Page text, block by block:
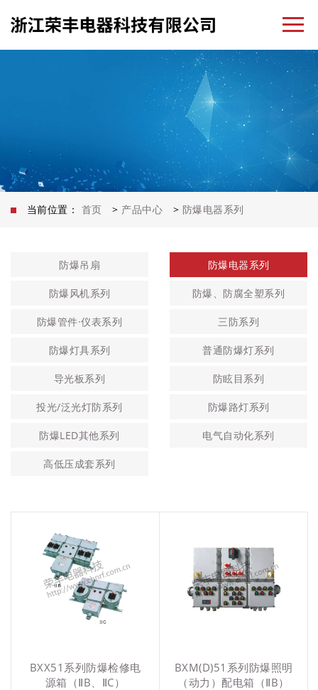
当前位置： 首页 > 产品中心 > 防爆电器系列
防爆吊扇 防爆电器系列
防爆风机系列 防爆、防腐全塑系列
防爆管件·仪表系列 三防系列
防爆灯具系列 普通防爆灯系列
导光板系列 防眩目系列
投光/泛光灯防系列 防爆路灯系列
防爆LED其他系列 电气自动化系列
高低压成套系列
BXX51系列防爆检修电
源箱（ⅡB、ⅡC）
BXM(D)51系列防爆照明
（动力）配电箱（ⅡB）